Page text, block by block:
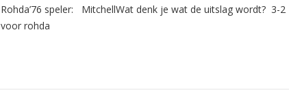
Rohda’76 speler: MitchellWat denk je wat de uitslag wordt? 3-2
voor rohda